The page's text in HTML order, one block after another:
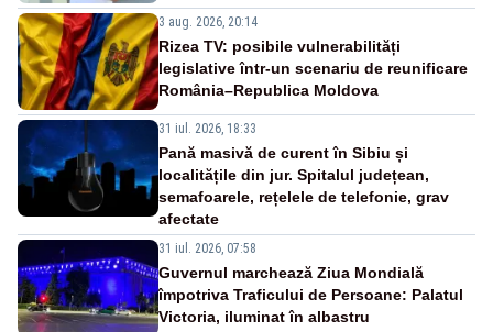
3 aug. 2026, 20:14
Rizea TV: posibile vulnerabilități
legislative într-un scenariu de reunificare
România–Republica Moldova
31 iul. 2026, 18:33
Pană masivă de curent în Sibiu și
localitățile din jur. Spitalul județean,
semafoarele, rețelele de telefonie, grav
afectate
31 iul. 2026, 07:58
Guvernul marchează Ziua Mondială
împotriva Traficului de Persoane: Palatul
Victoria, iluminat în albastru